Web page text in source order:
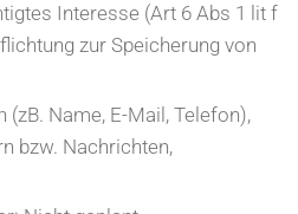
Interesse (Art 6 Abs 1 lit f
zur Speicherung von
(zB. Name, E-Mail, Telefon),
bzw. Nachrichten,